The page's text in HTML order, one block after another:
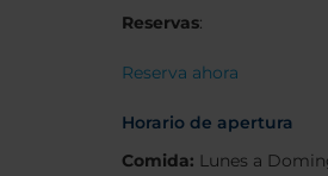
Reservas:
Reserva ahora
Horario de apertura
Comida: Lunes a